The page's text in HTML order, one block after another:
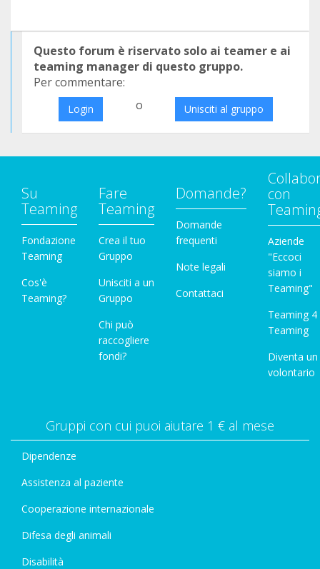
Questo forum è riservato solo ai teamer e ai
teaming manager di questo gruppo.
Per commentare:
Login o Unisciti al gruppo
Su
Teaming
Fondazione
Teaming
Cos'è
Teaming?
Fare
Teaming
Crea il tuo
Gruppo
Unisciti a un
Gruppo
Chi può
raccogliere
fondi?
Domande?
Domande
frequenti
Note legali
Contattaci
con
Aziende
"Eccoci
siamo i
Teaming"
Teaming 4
Teaming
Diventa un
volontario
Gruppi con cui puoi aiutare 1 € al mese
Dipendenze
Assistenza al paziente
Cooperazione internazionale
Difesa degli animali
Disabilità